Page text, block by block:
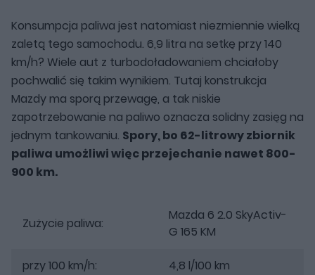
Konsumpcja paliwa jest natomiast niezmiennie wielką
zaletą tego samochodu. 6,9 litra na setkę przy 140
km/h? Wiele aut z turbodoładowaniem chciałoby
pochwalić się takim wynikiem. Tutaj konstrukcja
Mazdy ma sporą przewagę, a tak niskie
zapotrzebowanie na paliwo oznacza solidny zasięg na
jednym tankowaniu. Spory, bo 62-litrowy zbiornik
paliwa umożliwi więc przejechanie nawet 800-
900 km.
Zużycie paliwa:
Mazda 6 2.0 SkyActiv-
G 165 KM
przy 100 km/h: 4,8 l/100 km